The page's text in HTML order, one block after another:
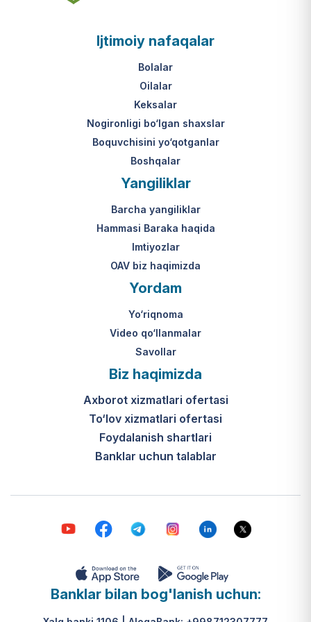
asosi nima?
(1-ilova, 6-band "j" va "l" kichik
jumladan, vasiylik, homiylik yoki
Ushbu xizmatning huquqiy
O‘zbekiston Respublikasi VMQ-893
hamda amaldagi imtiyozlar
to‘g‘risidagi qonunchilik.
Ijtimoiy nafaqalar
Bolalar
Oilalar
Keksalar
Nogironligi bo‘lgan shaxslar
Boquvchisini yo‘qotganlar
Boshqalar
Yangiliklar
Barcha yangiliklar
Hammasi Baraka haqida
Imtiyozlar
OAV biz haqimizda
Yordam
Yo‘riqnoma
Video qo‘llanmalar
Savollar
Biz haqimizda
Axborot xizmatlari ofertasi
To‘lov xizmatlari ofertasi
Foydalanish shartlari
Banklar uchun talablar
Banklar bilan bog'lanish uchun: